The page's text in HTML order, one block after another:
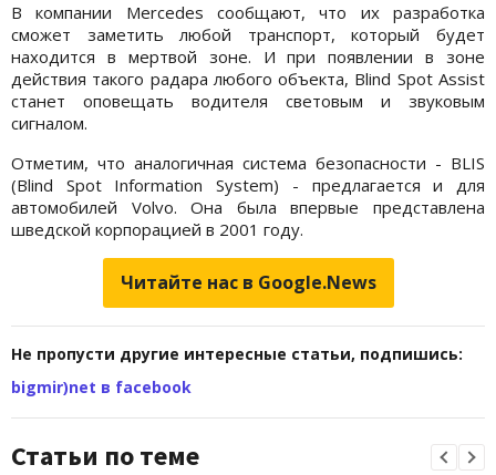
В компании Mercedes сообщают, что их разработка
сможет заметить любой транспорт, который будет
находится в мертвой зоне. И при появлении в зоне
действия такого радара любого объекта, Blind Spot Assist
станет оповещать водителя световым и звуковым
сигналом.
Отметим, что аналогичная система безопасности - BLIS
(Blind Spot Information System) - предлагается и для
автомобилей Volvo. Она была впервые представлена
шведской корпорацией в 2001 году.
Читайте нас в Google.News
Не пропусти другие интересные статьи, подпишись:
bigmir)net в facebook
Статьи по теме